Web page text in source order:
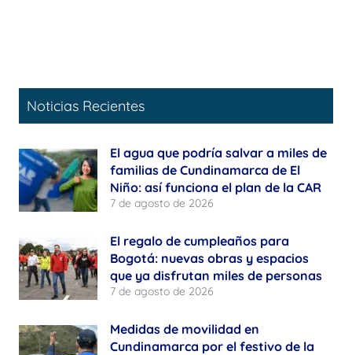
Noticias Recientes
El agua que podría salvar a miles de
familias de Cundinamarca de El
Niño: así funciona el plan de la CAR
7 de agosto de 2026
El regalo de cumpleaños para
Bogotá: nuevas obras y espacios
que ya disfrutan miles de personas
7 de agosto de 2026
Medidas de movilidad en
Cundinamarca por el festivo de la